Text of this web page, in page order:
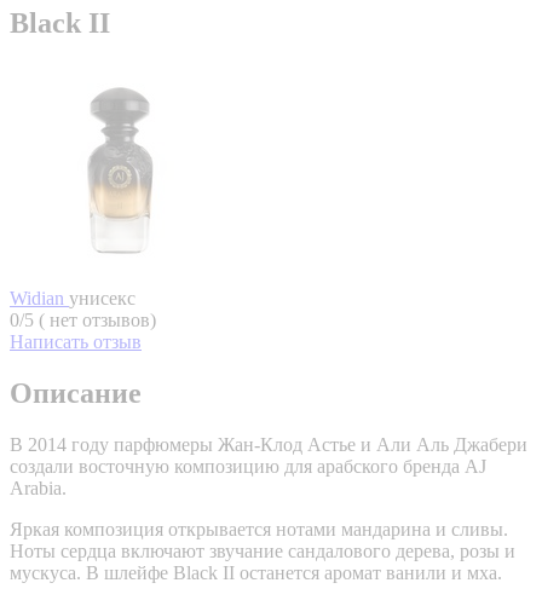
Black II
Widian унисекс
0/5 ( нет отзывов)
Написать отзыв
Описание
В 2014 году парфюмеры Жан-Клод Астье и Али Аль Джабери
создали восточную композицию для арабского бренда AJ
Arabia.
Яркая композиция открывается нотами мандарина и сливы.
Ноты сердца включают звучание сандалового дерева, розы и
мускуса. В шлейфе Black II останется аромат ванили и мха.